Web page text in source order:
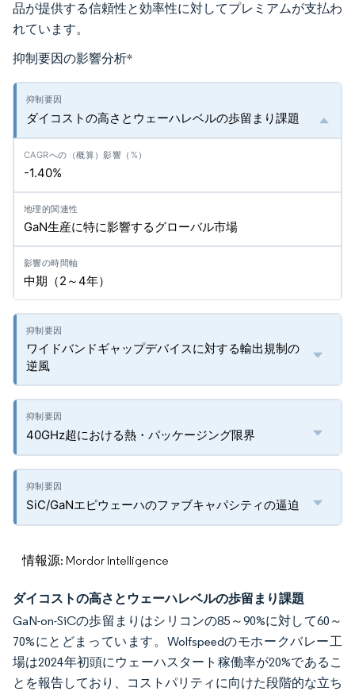
品が提供する信頼性と効率性に対してプレミアムが支払わ
れています。
抑制要因の影響分析*
ダイコストの高さとウェーハレベルの歩留まり課題
-1.40%
GaN生産に特に影響するグローバル市場
中期（2～4年）
ワイドバンドギャップデバイスに対する輸出規制の
逆風
40GHz超における熱・パッケージング限界
SiC/GaNエピウェーハのファブキャパシティの逼迫
情報源: Mordor Intelligence
ダイコストの高さとウェーハレベルの歩留まり課題
GaN-on-SiCの歩留まりはシリコンの85～90%に対して60～
70%にとどまっています。Wolfspeedのモホークバレー工
場は2024年初頭にウェーハスタート稼働率が20%であるこ
とを報告しており、コストパリティに向けた段階的な立ち